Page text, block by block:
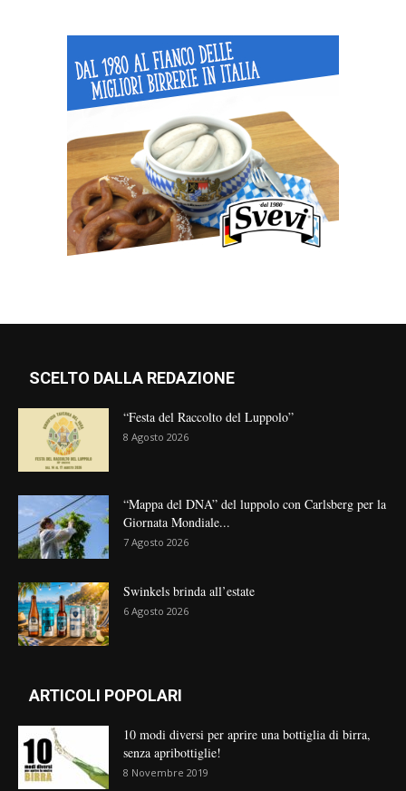
SCELTO DALLA REDAZIONE
“Festa del Raccolto del Luppolo”
8 Agosto 2026
“Mappa del DNA” del luppolo con Carlsberg per la
Giornata Mondiale...
7 Agosto 2026
Swinkels brinda all’estate
6 Agosto 2026
ARTICOLI POPOLARI
10 modi diversi per aprire una bottiglia di birra,
senza apribottiglie!
8 Novembre 2019